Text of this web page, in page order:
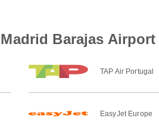
Barajas
TAP Air Portugal
EasyJet Europe